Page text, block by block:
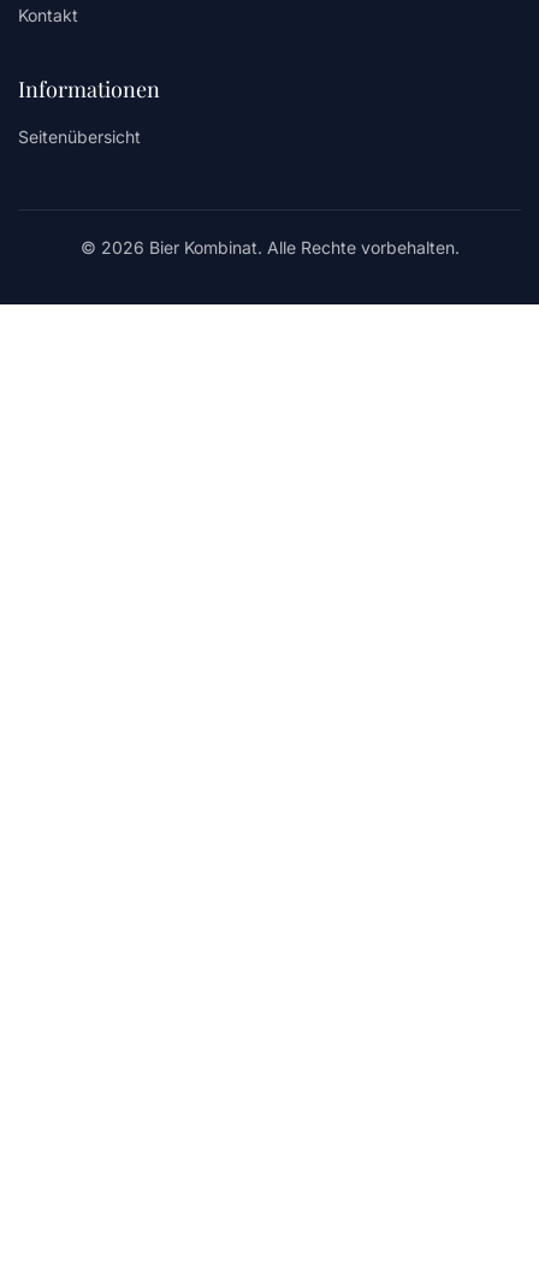
Kontakt
Informationen
Seitenübersicht
© 2026 Bier Kombinat. Alle Rechte vorbehalten.